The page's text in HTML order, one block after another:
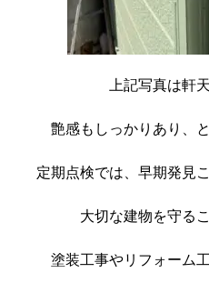
上記写真は軒
艶感もしっかりあり、
定期点検では、早期発見
大切な建物を守る
塗装工事やリフォーム